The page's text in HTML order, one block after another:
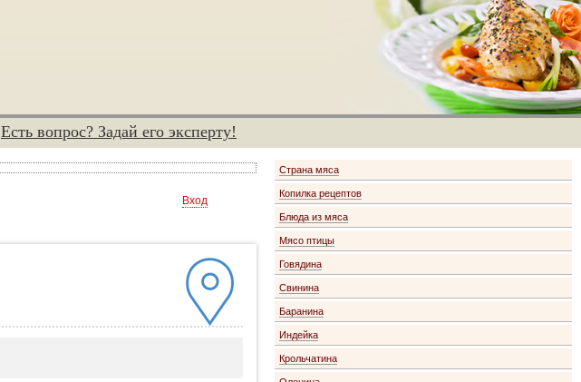
Есть вопрос? Задай его эксперту!
Страна мяса
Копилка рецептов
Блюда из мяса
Мясо птицы
Говядина
Свинина
Баранина
Индейка
Крольчатина
Вход